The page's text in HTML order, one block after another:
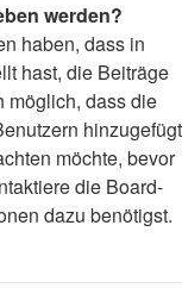
werden?
haben, dass in
hast, die Beiträge
möglich, dass die
hinzugefügt
möchte, bevor
die Board-
dazu benötigst.